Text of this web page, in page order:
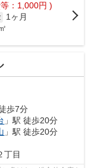
：1,000円 )
1ヶ月
歩7分
」駅 徒歩20分
」駅 徒歩20分
丁目